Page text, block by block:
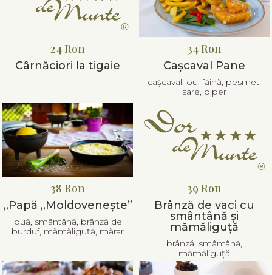
24 Ron
Cârnăciori la tigaie
38 Ron
„Papă „Moldovenește”
ouă, smântână, brânză de
burduf, mămăliguță, mărar
34 Ron
Cașcaval Pane
cașcaval, ou, făină, pesmet,
sare, piper
39 Ron
Brânză de vaci cu
smântână și
mămăliguță
brânză, smântână,
mămăliguță